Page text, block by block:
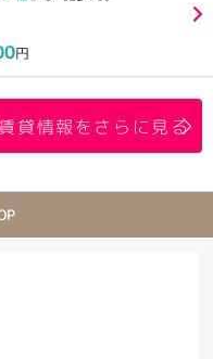
円
貸情報をさらに見る